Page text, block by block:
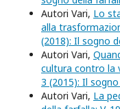
Autori Vari, Lo
alla
(2018): Il sogno
Autori Vari,
cultura contro la
3 (2015): Il
Autori Vari, La